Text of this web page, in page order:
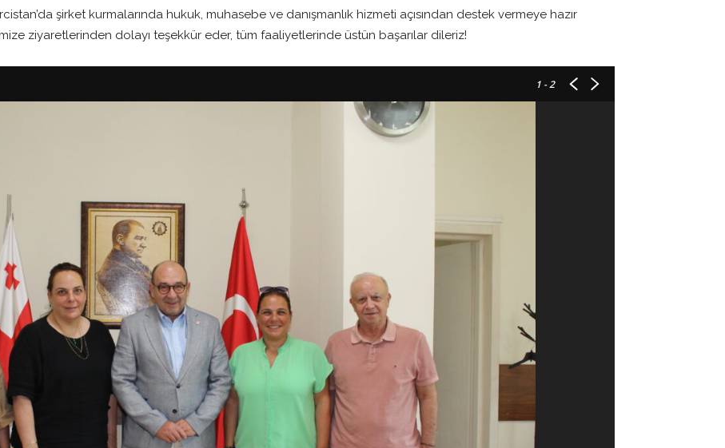
şirket kurmalarında hukuk, muhasebe ve danışmanlık hizmeti açısından destek vermeye hazır
ziyaretlerinden dolayı teşekkür eder, tüm faaliyetlerinde üstün başarılar dileriz!
1 - 2